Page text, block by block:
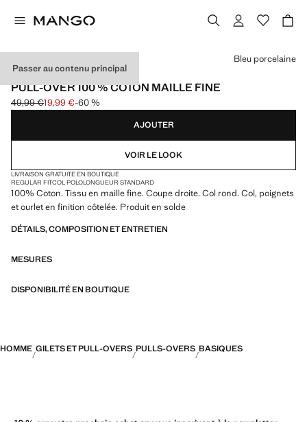
Passer au contenu principal
ESSENTIALS
PULL-OVER 100 % COTON MAILLE FINE
Prix initial barré [49,99 € ]
49,99 €
Prix actuel [19,99 € ]
19,99 €-60 %
Choisissez une couleur
Bleu porcelaine
AJOUTER
VOIR LE LOOK
LIVRAISON GRATUITE EN BOUTIQUE
REGULAR FITCOL POLOLONGUEUR STANDARD
100% Coton. Tissu en maille fine. Coupe droite. Col rond. Col, poignets
et ourlet en finition côtelée. Produit en solde
DÉTAILS, COMPOSITION ET ENTRETIEN
MESURES
DISPONIBILITÉ EN BOUTIQUE
HOMME GILETS ET PULL-OVERS PULLS-OVERS BASIQUES